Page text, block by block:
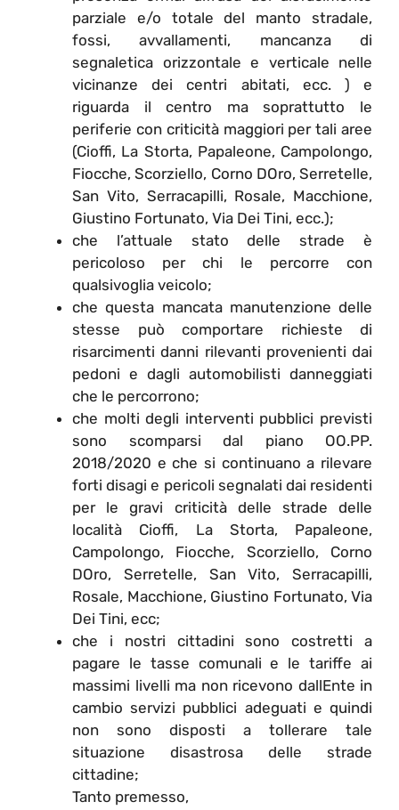
parziale e/o totale del manto stradale,
fossi, avvallamenti, mancanza di
segnaletica orizzontale e verticale nelle
vicinanze dei centri abitati, ecc. ) e
riguarda il centro ma soprattutto le
periferie con criticità maggiori per tali aree
(Cioffi, La Storta, Papaleone, Campolongo,
Fiocche, Scorziello, Corno DOro, Serretelle,
San Vito, Serracapilli, Rosale, Macchione,
Giustino Fortunato, Via Dei Tini, ecc.);
che l’attuale stato delle strade è
pericoloso per chi le percorre con
qualsivoglia veicolo;
che questa mancata manutenzione delle
stesse può comportare richieste di
risarcimenti danni rilevanti provenienti dai
pedoni e dagli automobilisti danneggiati
che le percorrono;
che molti degli interventi pubblici previsti
sono scomparsi dal piano OO.PP.
2018/2020 e che si continuano a rilevare
forti disagi e pericoli segnalati dai residenti
per le gravi criticità delle strade delle
località Cioffi, La Storta, Papaleone,
Campolongo, Fiocche, Scorziello, Corno
DOro, Serretelle, San Vito, Serracapilli,
Rosale, Macchione, Giustino Fortunato, Via
Dei Tini, ecc;
che i nostri cittadini sono costretti a
pagare le tasse comunali e le tariffe ai
massimi livelli ma non ricevono dallEnte in
cambio servizi pubblici adeguati e quindi
non sono disposti a tollerare tale
situazione disastrosa delle strade
cittadine;
Tanto premesso,